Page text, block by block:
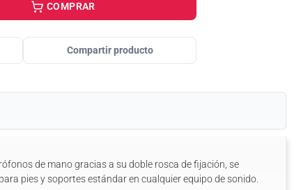
COMPRAR
Compartir producto
de mano gracias a su doble rosca de fijación, se
pies y soportes estándar en cualquier equipo de sonido.